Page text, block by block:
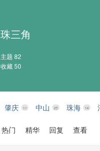
珠三角
主题 82
收藏 50
肇庆 11 中山 25 珠海 14
热门 精华 回复 查看